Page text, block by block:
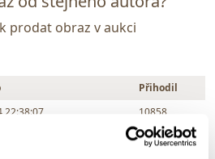
prodat obraz v aukci
Přihodil
22:38:07
10858
7493